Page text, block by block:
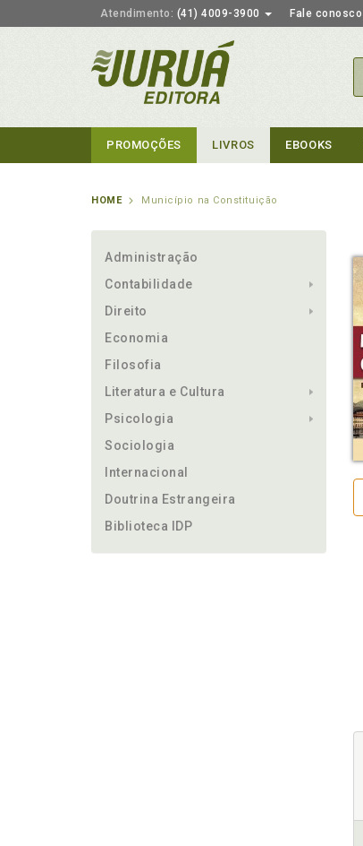
Atendimento: (41) 4009-3900 Fale conosco
PROMOÇÕES LIVROS EBOOKS
HOME Município na Constituição
Administração
Contabilidade
Direito
Economia
Filosofia
Literatura e Cultura
Psicologia
Sociologia
Internacional
Doutrina Estrangeira
Biblioteca IDP